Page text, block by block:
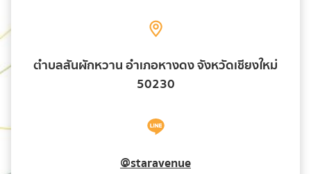
ตำบลสันผักหวาน อำเภอหางดง จังหวัดเชียงใหม่
50230
@staravenue